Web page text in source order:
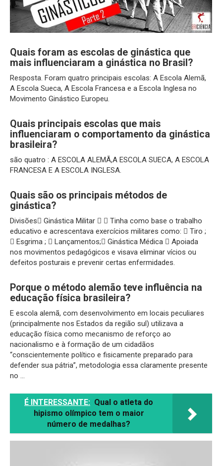
Quais foram as escolas de ginástica que
mais influenciaram a ginástica no Brasil?
Resposta. Foram quatro principais escolas: A Escola Alemã,
A Escola Sueca, A Escola Francesa e a Escola Inglesa no
Movimento Ginástico Europeu.
Quais principais escolas que mais
influenciaram o comportamento da ginástica
brasileira?
são quatro : A ESCOLA ALEMÃ,A ESCOLA SUECA, A ESCOLA
FRANCESA E A ESCOLA INGLESA.
Quais são os principais métodos de
ginástica?
Divisões Ginástica Militar   Tinha como base o trabalho
educativo e acrescentava exercícios militares como:  Tiro ;
 Esgrima ;  Lançamentos; Ginástica Médica  Apoiada
nos movimentos pedagógicos e visava eliminar vícios ou
defeitos posturais e prevenir certas enfermidades.
Porque o método alemão teve influência na
educação física brasileira?
E escola alemã, com desenvolvimento em locais peculiares
(principalmente nos Estados da região sul) utilizava a
educação física como mecanismo de reforço ao
nacionalismo e à formação de um cidadãos
“conscientemente político e fisicamente preparado para
defender sua pátria”, metodologia essa claramente presente
no …
É INTERESSANTE: Qual o atleta do
hipismo olímpico tem o maior
número de medalhas?